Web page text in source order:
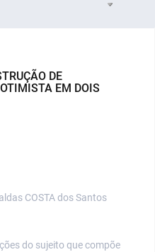
DE
EM DOIS
COSTA dos Santos
do sujeito que compõe